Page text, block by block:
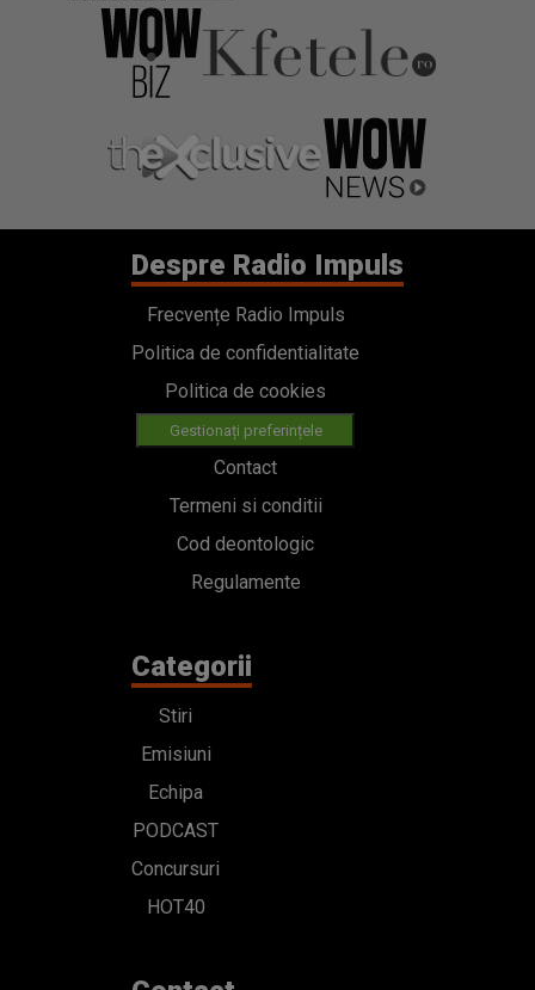
Despre Radio Impuls
Frecvențe Radio Impuls
Politica de confidentialitate
Politica de cookies
Gestionați preferințele
Contact
Termeni si conditii
Cod deontologic
Regulamente
Categorii
Stiri
Emisiuni
Echipa
PODCAST
Concursuri
HOT40